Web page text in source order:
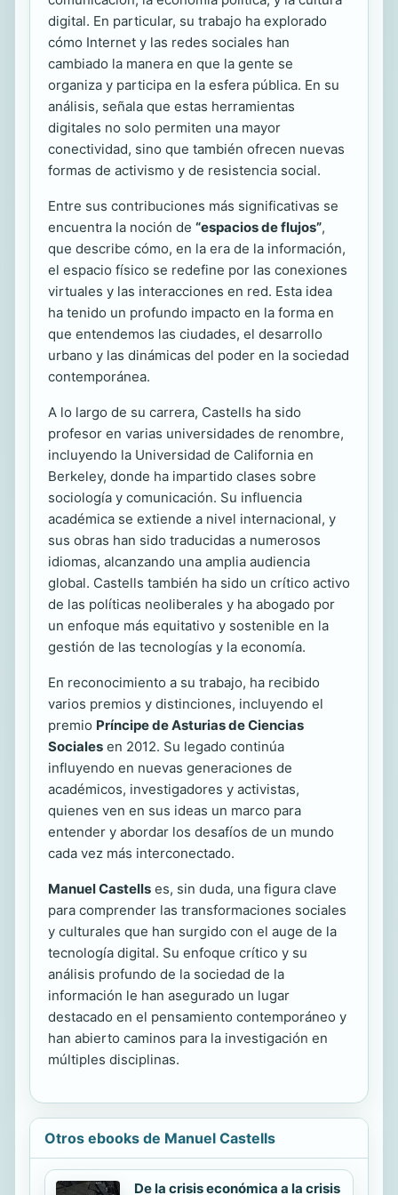
digital. En particular, su trabajo ha explorado
cómo Internet y las redes sociales han
cambiado la manera en que la gente se
organiza y participa en la esfera pública. En su
análisis, señala que estas herramientas
digitales no solo permiten una mayor
conectividad, sino que también ofrecen nuevas
formas de activismo y de resistencia social.
Entre sus contribuciones más significativas se
encuentra la noción de “espacios de flujos”,
que describe cómo, en la era de la información,
el espacio físico se redefine por las conexiones
virtuales y las interacciones en red. Esta idea
ha tenido un profundo impacto en la forma en
que entendemos las ciudades, el desarrollo
urbano y las dinámicas del poder en la sociedad
contemporánea.
A lo largo de su carrera, Castells ha sido
profesor en varias universidades de renombre,
incluyendo la Universidad de California en
Berkeley, donde ha impartido clases sobre
sociología y comunicación. Su influencia
académica se extiende a nivel internacional, y
sus obras han sido traducidas a numerosos
idiomas, alcanzando una amplia audiencia
global. Castells también ha sido un crítico activo
de las políticas neoliberales y ha abogado por
un enfoque más equitativo y sostenible en la
gestión de las tecnologías y la economía.
En reconocimiento a su trabajo, ha recibido
varios premios y distinciones, incluyendo el
premio Príncipe de Asturias de Ciencias
Sociales en 2012. Su legado continúa
influyendo en nuevas generaciones de
académicos, investigadores y activistas,
quienes ven en sus ideas un marco para
entender y abordar los desafíos de un mundo
cada vez más interconectado.
Manuel Castells es, sin duda, una figura clave
para comprender las transformaciones sociales
y culturales que han surgido con el auge de la
tecnología digital. Su enfoque crítico y su
análisis profundo de la sociedad de la
información le han asegurado un lugar
destacado en el pensamiento contemporáneo y
han abierto caminos para la investigación en
múltiples disciplinas.
Otros ebooks de Manuel Castells
De la crisis económica a la crisis